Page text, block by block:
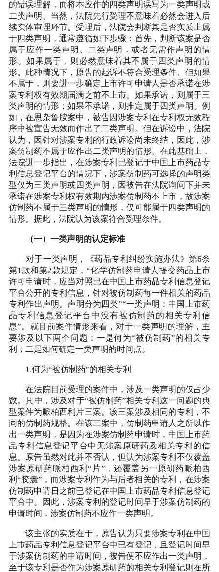
的错误理解，而将本应作的四类声明误写为一类声明或
二类声明。当然，法院先行受理不意味着必然会进入后
续实体审理环节。受理后，法院会判断其是否实质上属
于四类声明，通常遵循如下步骤：首先，判断该案是否
属于应作一类声明、二类声明，或者无需作声明的情
形。如果属于，则必然意味着其不属于四类声明的情
形。此种情况下，原告的起诉不符合受理条件。但如果
不属于，则要进一步确定上市许可申请人是否承诺在涉
案专利权有效期届满之前不上市。如果承诺，则属于三
类声明的情形；如果不承诺，则推定属于四类声明。例
如，在恩杂鲁胺案中，被告因涉案专利在专利权无效程
序中被宣告无效而作出了二类声明。但在诉讼中，法院
认为，因针对涉案专利的行政诉讼尚未终结，因此，涉
案仿制药不属于应作出二类声明的情形。在此基础上，
法院进一步指出，在涉案专利已登记于中国上市药品专
利信息登记平台的情况下，涉案仿制药可选择的声明类
型仅为三类声明或四类声明，因被告在法院询问下并未
承诺在涉案专利权有效期内涉案仿制药不上市，故涉案
仿制药不属于三类声明的情形，仅可能属于四类声明的
情形。据此，法院认为该案符合受理条件。
（一）一类声明的认定标准
对于一类声明，《药品专利纠纷实施办法》第6条
第1款和第2款规定，“化学仿制药申请人提交药品上市
许可申请时，应当对照已在中国上市药品专利信息登记
平台公开的专利信息，针对被仿制药每一件相关的药品
专利作出声明。声明分为四类”“一类声明：中国上市药
品专利信息登记平台中没有被仿制药的相关专利信
息”。就目前案件情形来看，对于一类声明的理解，主
要涉及以下两个问题：一是何为“被仿制药”的相关专
利；二是如何确定一类声明的时间点。
1.何为“被仿制药”的相关专利
在法院目前受理的案件中，涉及一类声明的仅占少
数。其中，涉及对于“被仿制药”相关专利这一问题的典
型案件为哌柏西利片三案。该三案涉及相同的专利，不
同的仿制药规格。在该三案中，仿制药申请人之所以作
出一类声明，是因为在涉案仿制药申请时，中国上市药
品专利信息登记平台中无涉案原研药及相关专利的信
息。原告虽然对此并不否认，但认为涉案专利不仅覆盖
涉案原研药哌柏西利“片”，还覆盖另一原研药哌柏西
利“胶囊”，而涉案专利作为与后者相关的专利，在涉案
仿制药申请日之前已登记在中国上市药品专利信息登记
平台中。因此，涉案专利的登记时间早于涉案仿制药的
申请时间，涉案仿制药不应作一类声明。
该主张的实质在于，原告认为只要涉案专利在中国
上市药品专利信息登记平台中已有登记，且登记时间早
于涉案仿制药的申请时间，被告便不应作出一类声明，
至于该专利是否作为涉案原研药的相关专利登记则在所